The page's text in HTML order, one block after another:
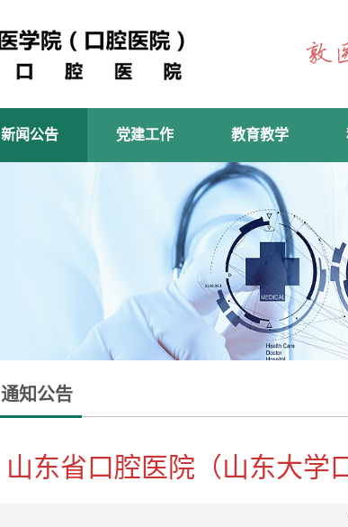
新闻公告 党建工作 教育教学
通知公告
山东省口腔医院（山东大学